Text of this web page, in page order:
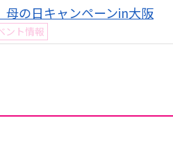
母の日キャンペーンin大阪
ント情報